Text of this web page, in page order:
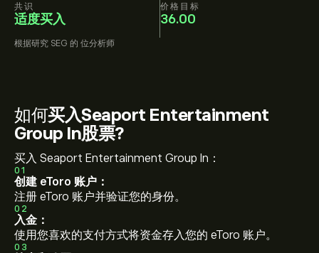
共识
适度买入
价格目标
36.00
根据研究 SEG 的 位分析师
如何买入Seaport Entertainment
Group In股票?
买入 Seaport Entertainment Group In：
01
创建 eToro 账户：
注册 eToro 账户并验证您的身份。
02
入金：
使用您喜欢的支付方式将资金存入您的 eToro 账户。
03